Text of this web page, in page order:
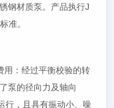
钢材质泵。产品执行J
。
用：经过平衡校验的转
泵的径向力及轴向
，且具有振动小、噪